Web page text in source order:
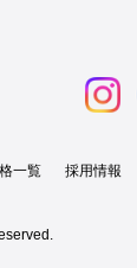
一覧 採用情報